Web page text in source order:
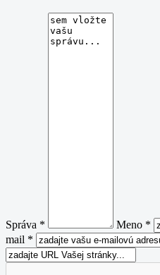
Správa * Meno *
mail *